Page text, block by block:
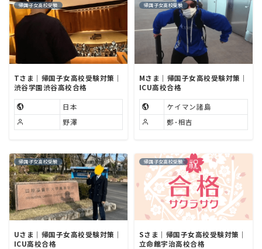
帰国子女高校受験
Tさま｜帰国子女高校受験対策｜
渋谷学園渋谷高校合格
日本
野澤
帰国子女高校受験
Mさま｜帰国子女高校受験対策｜
ICU高校合格
ケイマン諸島
鄭･相吉
帰国子女高校受験
Uさま｜帰国子女高校受験対策｜
ICU高校合格
帰国子女高校受験
Sさま｜帰国子女高校受験対策｜
立命館宇治高校合格